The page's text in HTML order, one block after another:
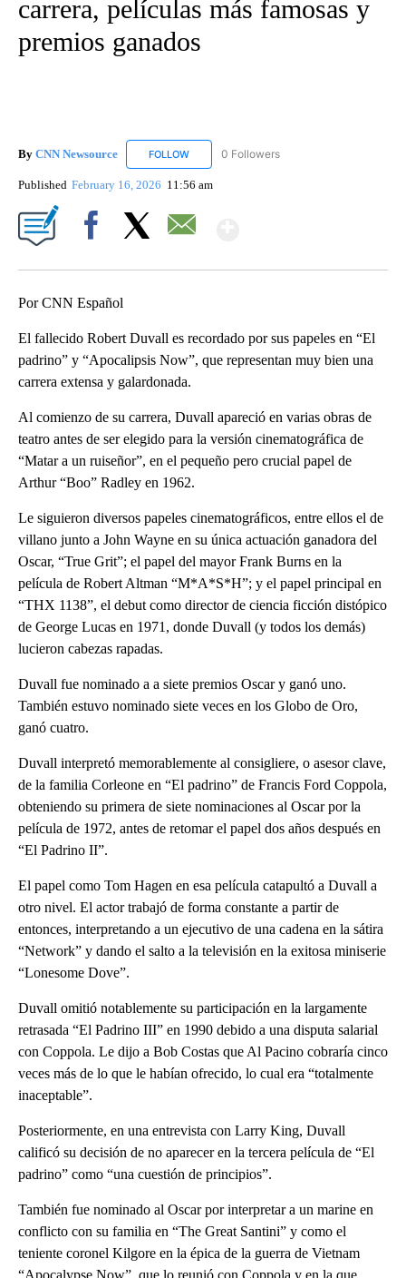
carrera, películas más famosas y
premios ganados
By CNN Newsource FOLLOW FOLLOW "CNN NEWSOURCE" TO RECEIVE
0 Followers
Published February 16, 2026 11:56 am
Por CNN Español
El fallecido Robert Duvall es recordado por sus papeles en “El
padrino” y “Apocalipsis Now”, que representan muy bien una
carrera extensa y galardonada.
Al comienzo de su carrera, Duvall apareció en varias obras de
teatro antes de ser elegido para la versión cinematográfica de
“Matar a un ruiseñor”, en el pequeño pero crucial papel de
Arthur “Boo” Radley en 1962.
Le siguieron diversos papeles cinematográficos, entre ellos el de
villano junto a John Wayne en su única actuación ganadora del
Oscar, “True Grit”; el papel del mayor Frank Burns en la
película de Robert Altman “M*A*S*H”; y el papel principal en
“THX 1138”, el debut como director de ciencia ficción distópico
de George Lucas en 1971, donde Duvall (y todos los demás)
lucieron cabezas rapadas.
Duvall fue nominado a a siete premios Oscar y ganó uno.
También estuvo nominado siete veces en los Globo de Oro,
ganó cuatro.
Duvall interpretó memorablemente al consigliere, o asesor clave,
de la familia Corleone en “El padrino” de Francis Ford Coppola,
obteniendo su primera de siete nominaciones al Oscar por la
película de 1972, antes de retomar el papel dos años después en
“El Padrino II”.
El papel como Tom Hagen en esa película catapultó a Duvall a
otro nivel. El actor trabajó de forma constante a partir de
entonces, interpretando a un ejecutivo de una cadena en la sátira
“Network” y dando el salto a la televisión en la exitosa miniserie
“Lonesome Dove”.
Duvall omitió notablemente su participación en la largamente
retrasada “El Padrino III” en 1990 debido a una disputa salarial
con Coppola. Le dijo a Bob Costas que Al Pacino cobraría cinco
veces más de lo que le habían ofrecido, lo cual era “totalmente
inaceptable”.
Posteriormente, en una entrevista con Larry King, Duvall
calificó su decisión de no aparecer en la tercera película de “El
padrino” como “una cuestión de principios”.
También fue nominado al Oscar por interpretar a un marine en
conflicto con su familia en “The Great Santini” y como el
teniente coronel Kilgore en la épica de la guerra de Vietnam
“Apocalypse Now”, que lo reunió con Coppola y en la que